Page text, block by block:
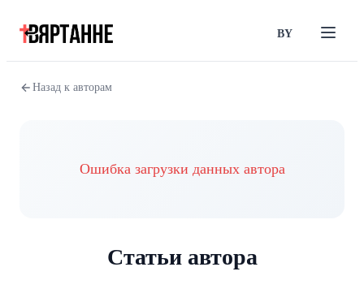
BY
Назад к авторам
Ошибка загрузки данных автора
Статьи автора